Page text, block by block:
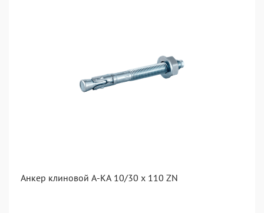
Анкер клиновой А-КА 10/30 x 110 ZN